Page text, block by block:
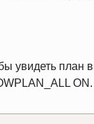
увидеть план